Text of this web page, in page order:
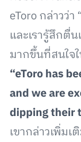
eToro กล่าวว่
และเรารู้สึกตื่
มากขึ้นที่สนใจ
“eToro has
and we are
dipping their
เขากล่าวเพิ่ม